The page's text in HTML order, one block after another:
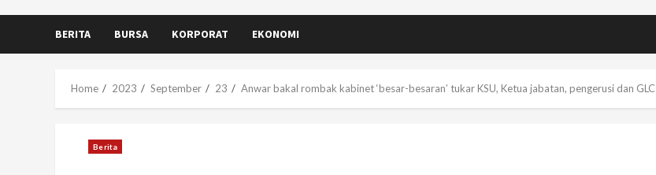
BERITA BURSA KORPORAT EKONOMI
Home 2023 September 23 Anwar bakal rombak kabinet ‘besar-besaran’ tukar KSU, Ketua jabatan, pengerusi dan GLC
Berita